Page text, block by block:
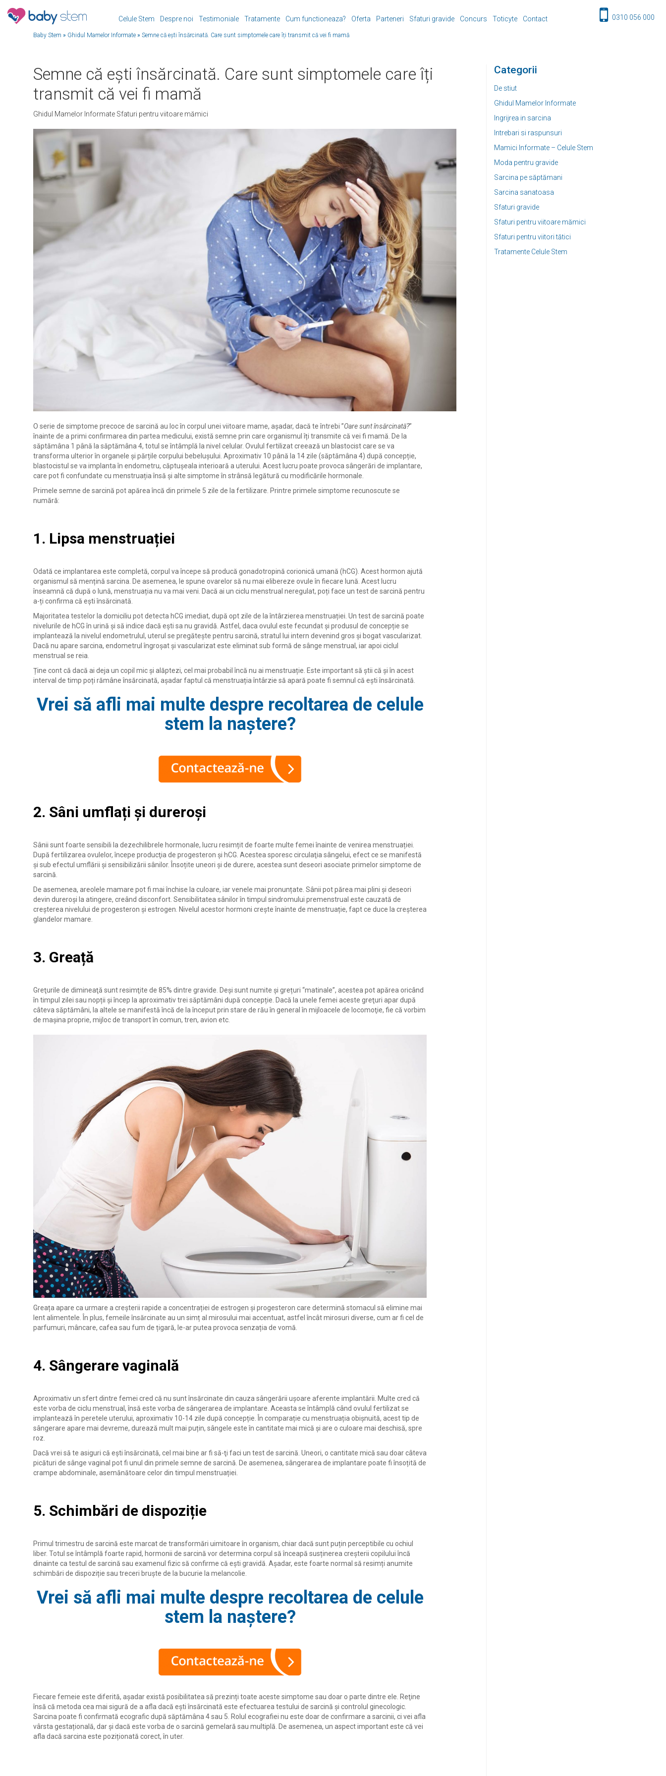
Celule Stem Despre noi Testimoniale Tratamente Cum functioneaza? Oferta Parteneri Sfaturi gravide Concurs Toticyte Contact 0310 056 000
Baby Stem » Ghidul Mamelor Informate » Semne că ești însărcinată. Care sunt simptomele care îți transmit că vei fi mamă
Categorii
De stiut
Ghidul Mamelor Informate
Ingrijrea in sarcina
Intrebari si raspunsuri
Mamici Informate – Celule Stem
Moda pentru gravide
Sarcina pe săptămani
Sarcina sanatoasa
Sfaturi gravide
Sfaturi pentru viitoare mămici
Sfaturi pentru viitori tătici
Tratamente Celule Stem
Semne că ești însărcinată. Care sunt simptomele care îți
transmit că vei fi mamă
Ghidul Mamelor Informate Sfaturi pentru viitoare mămici
O serie de simptome precoce de sarcină au loc în corpul unei viitoare mame, așadar, dacă te întrebi ”Oare sunt însărcinată?”
înainte de a primi confirmarea din partea medicului, există semne prin care organismul îți transmite că vei fi mamă. De la
săptămâna 1 până la săptămâna 4, totul se întâmplă la nivel celular. Ovulul fertilizat creează un blastocist care se va
transforma ulterior în organele și părțile corpului bebelușului. Aproximativ 10 până la 14 zile (săptămâna 4) după concepție,
blastocistul se va implanta în endometru, căptușeala interioară a uterului. Acest lucru poate provoca sângerări de implantare,
care pot fi confundate cu menstruația însă și alte simptome în strânsă legătură cu modificările hormonale.
Primele semne de sarcină pot apărea încă din primele 5 zile de la fertilizare. Printre primele simptome recunoscute se
numără:
1. Lipsa menstruației
Odată ce implantarea este completă, corpul va începe să producă gonadotropină corionică umană (hCG). Acest hormon ajută
organismul să mențină sarcina. De asemenea, le spune ovarelor să nu mai elibereze ovule în fiecare lună. Acest lucru
înseamnă că după o lună, menstruația nu va mai veni. Dacă ai un ciclu menstrual neregulat, poți face un test de sarcină pentru
a-ți confirma că ești însărcinată.
Majoritatea testelor la domiciliu pot detecta hCG imediat, după opt zile de la întârzierea menstruației. Un test de sarcină poate
nivelurile de hCG în urină și să indice dacă ești sa nu gravidă. Astfel, daca ovulul este fecundat și produsul de concepție se
implantează la nivelul endometrulul, uterul se pregătește pentru sarcină, stratul lui intern devenind gros și bogat vascularizat.
Dacă nu apare sarcina, endometrul îngroșat și vascularizat este eliminat sub formă de sânge menstrual, iar apoi ciclul
menstrual se reia.
Ține cont că dacă ai deja un copil mic și alăptezi, cel mai probabil încă nu ai menstruație. Este important să știi că și în acest
interval de timp poți rămâne însărcinată, așadar faptul că menstruația întârzie să apară poate fi semnul că ești însărcinată.
Vrei să afli mai multe despre recoltarea de celule
stem la naștere?
2. Sâni umflați și dureroşi
Sânii sunt foarte sensibili la dezechilibrele hormonale, lucru resimțit de foarte multe femei înainte de venirea menstruației.
După fertilizarea ovulelor, începe producţia de progesteron şi hCG. Acestea sporesc circulaţia sângelui, efect ce se manifestă
și sub efectul umflării și sensibilizării sânilor. Însoțite uneori și de durere, acestea sunt deseori asociate primelor simptome de
sarcină.
De asemenea, areolele mamare pot fi mai închise la culoare, iar venele mai pronunțate. Sânii pot părea mai plini și deseori
devin dureroși la atingere, creând disconfort. Sensibilitatea sânilor în timpul sindromului premenstrual este cauzată de
creșterea nivelului de progesteron și estrogen. Nivelul acestor hormoni crește înainte de menstruație, fapt ce duce la creșterea
glandelor mamare.
3. Greață
Greţurile de dimineaţă sunt resimţite de 85% dintre gravide. Deși sunt numite și grețuri “matinale”, acestea pot apărea oricând
în timpul zilei sau nopții și încep la aproximativ trei săptămâni după concepție. Dacă la unele femei aceste greţuri apar după
câteva săptămâni, la altele se manifestă încă de la început prin stare de rău în general în mijloacele de locomoţie, fie că vorbim
de maşina proprie, mijloc de transport în comun, tren, avion etc.
Greața apare ca urmare a creșterii rapide a concentrației de estrogen și progesteron care determină stomacul să elimine mai
lent alimentele. În plus, femeile însărcinate au un simț al mirosului mai accentuat, astfel încât mirosuri diverse, cum ar fi cel de
parfumuri, mâncare, cafea sau fum de țigară, le-ar putea provoca senzația de vomă.
4. Sângerare vaginală
Aproximativ un sfert dintre femei cred că nu sunt însărcinate din cauza sângerării uşoare aferente implantării. Multe cred că
este vorba de ciclu menstrual, însă este vorba de sângerarea de implantare. Aceasta se întâmplă când ovulul fertilizat se
implantează în peretele uterului, aproximativ 10-14 zile după concepție. În comparație cu menstruația obișnuită, acest tip de
sângerare apare mai devreme, durează mult mai puțin, sângele este în cantitate mai mică și are o culoare mai deschisă, spre
roz.
Dacă vrei să te asiguri că ești însărcinată, cel mai bine ar fi să-ţi faci un test de sarcină. Uneori, o cantitate mică sau doar câteva
picături de sânge vaginal pot fi unul din primele semne de sarcină. De asemenea, sângerarea de implantare poate fi însoțită de
crampe abdominale, asemănătoare celor din timpul menstruației.
5. Schimbări de dispoziție
Primul trimestru de sarcină este marcat de transformări uimitoare în organism, chiar dacă sunt puțin perceptibile cu ochiul
liber. Totul se întâmplă foarte rapid, hormonii de sarcină vor determina corpul să înceapă susținerea creșterii copilului încă
dinainte ca testul de sarcină sau examenul fizic să confirme că ești gravidă. Așadar, este foarte normal să resimți anumite
schimbări de dispoziție sau treceri bruște de la bucurie la melancolie.
Vrei să afli mai multe despre recoltarea de celule
stem la naștere?
Fiecare femeie este diferită, așadar există posibilitatea să prezinți toate aceste simptome sau doar o parte dintre ele. Reţine
însă că metoda cea mai sigură de a afla dacă eşti însărcinată este efectuarea testului de sarcină și controlul ginecologic.
Sarcina poate fi confirmată ecografic după săptămâna 4 sau 5. Rolul ecografiei nu este doar de confirmare a sarcinii, ci vei afla
vârsta gestațională, dar și dacă este vorba de o sarcină gemelară sau multiplă. De asemenea, un aspect important este că vei
afla dacă sarcina este poziționată corect, în uter.